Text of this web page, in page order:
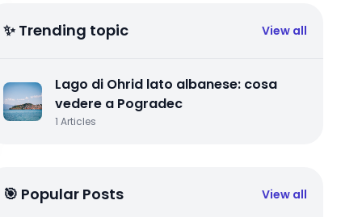
✨ Trending topic View all
Lago di Ohrid lato albanese: cosa
vedere a Pogradec
1 Articles
🎯 Popular Posts View all